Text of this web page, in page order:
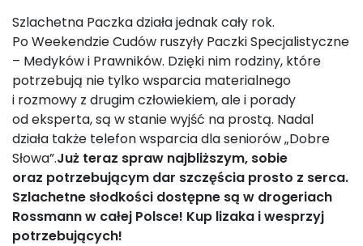
Szlachetna Paczka działa jednak cały rok.
Po Weekendzie Cudów ruszyły Paczki Specjalistyczne
– Medyków i Prawników. Dzięki nim rodziny, które
potrzebują nie tylko wsparcia materialnego
i rozmowy z drugim człowiekiem, ale i porady
od eksperta, są w stanie wyjść na prostą. Nadal
działa także telefon wsparcia dla seniorów „Dobre
Słowa”.Już teraz spraw najbliższym, sobie
oraz potrzebującym dar szczęścia prosto z serca.
Szlachetne słodkości dostępne są w drogeriach
Rossmann w całej Polsce! Kup lizaka i wesprzyj
potrzebujących!